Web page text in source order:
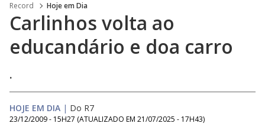
Record Hoje em Dia
Carlinhos volta ao
educandário e doa carro
.
HOJE EM DIA | Do R7
23/12/2009 - 15H27 (ATUALIZADO EM 21/07/2025 - 17H43)